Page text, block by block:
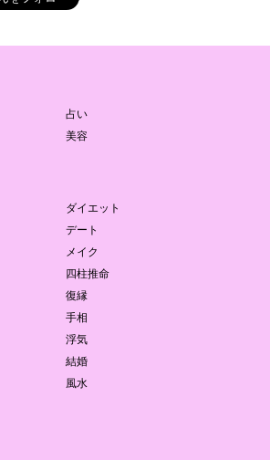
占い
美容
ダイエット
デート
メイク
四柱推命
復縁
手相
浮気
結婚
風水